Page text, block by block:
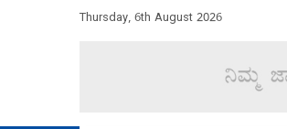
Thursday, 6th August 2026